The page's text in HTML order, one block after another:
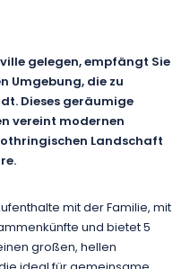
gelegen, empfängt Sie
Umgebung, die zu
Dieses geräumige
vereint modernen
Landschaft
mit der Familie, mit
und bietet 5
großen, hellen